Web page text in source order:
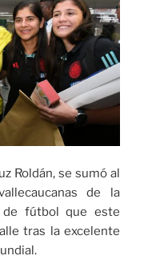
Roldán, se sumó al
de la
de fútbol que este
tras la excelente